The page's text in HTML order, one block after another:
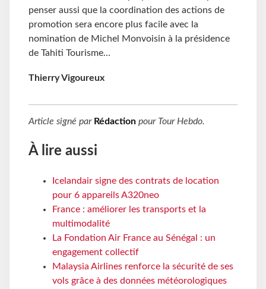
penser aussi que la coordination des actions de
promotion sera encore plus facile avec la
nomination de Michel Monvoisin à la présidence
de Tahiti Tourisme…
Thierry Vigoureux
Article signé par Rédaction pour Tour Hebdo.
À lire aussi
Icelandair signe des contrats de location
pour 6 appareils A320neo
France : améliorer les transports et la
multimodalité
La Fondation Air France au Sénégal : un
engagement collectif
Malaysia Airlines renforce la sécurité de ses
vols grâce à des données météorologiques